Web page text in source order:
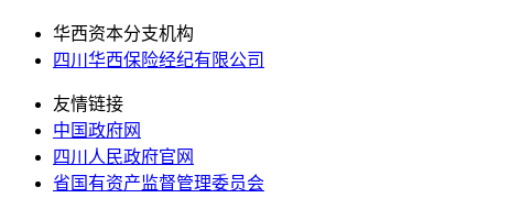
华西资本分支机构
四川华西保险经纪有限公司
友情链接
中国政府网
四川人民政府官网
省国有资产监督管理委员会